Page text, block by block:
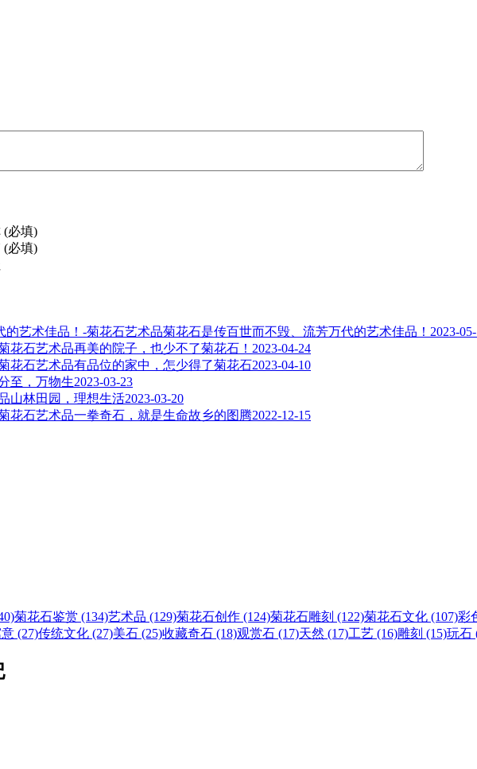
(必填)
(必填)
菊花石是传百世而不毁、流芳万代的艺术佳品！ 2023-
再美的院子，也少不了菊花石！ 2023-04-24
有品位的家中，怎少得了菊花石2023-04-10
至，万物生2023-03-23
山林田园，理想生活2023-03-20
一拳奇石，就是生命故乡的图腾2022-12-15
菊花石鉴赏 (134)艺术品 (129)菊花石创作 (124)菊花石雕刻 (122)菊花石文化 (107)彩
(27)传统文化 (27)美石 (25)收藏奇石 (18)观赏石 (17)天然 (17)工艺 (16)雕刻 (15)玩石